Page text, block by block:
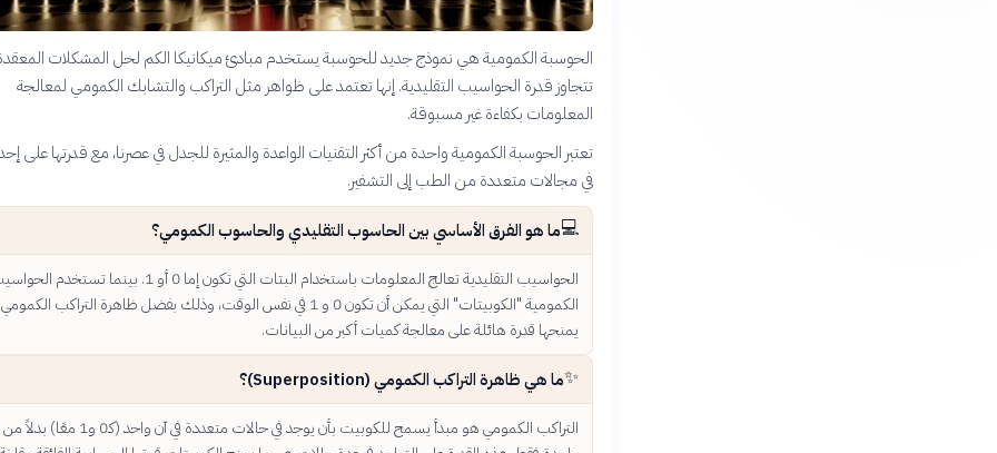
الحوسبة الكمومية هي نموذج جديد للحوسبة يستخدم مبادئ ميكانيكا الكم لحل المشكلات
تتجاوز قدرة الحواسيب التقليدية. إنها تعتمد على ظواهر مثل التراكب والتشابك الكمومي لمعالجة
المعلومات بكفاءة غير مسبوقة.
تعتبر الحوسبة الكمومية واحدة من أكثر التقنيات الواعدة والمثيرة للجدل في عصرنا، مع قدرتها على
في مجالات متعددة من الطب إلى التشفير.
💻ما هو الفرق الأساسي بين الحاسوب التقليدي والحاسوب الكمومي؟
الحواسيب التقليدية تعالج المعلومات باستخدام البتات التي تكون إما 0 أو 1. بينما تستخدم
الكمومية "الكوبيتات" التي يمكن أن تكون 0 و 1 في نفس الوقت، وذلك بفضل ظاهرة التراكب
يمنحها قدرة هائلة على معالجة كميات أكبر من البيانات.
✨ما هي ظاهرة التراكب الكمومي (Superposition)؟
التراكب الكمومي هو مبدأ يسمح للكوبيت بأن يوجد في حالات متعددة في آن